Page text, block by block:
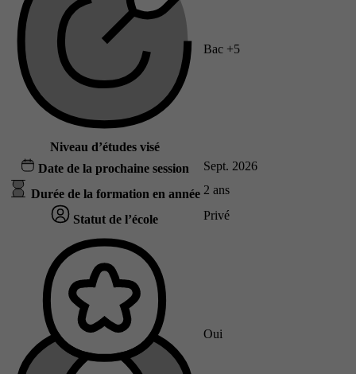
Niveau d’études visé
Bac +5
Date de la prochaine session Sept. 2026
Durée de la formation en année 2 ans
Statut de l’école Privé
Oui